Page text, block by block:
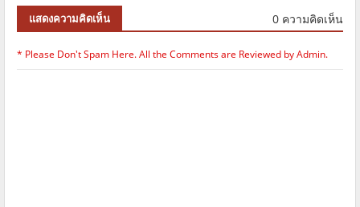
แสดงความคิดเห็น 0 ความคิดเห็น
* Please Don't Spam Here. All the Comments are Reviewed by Admin.